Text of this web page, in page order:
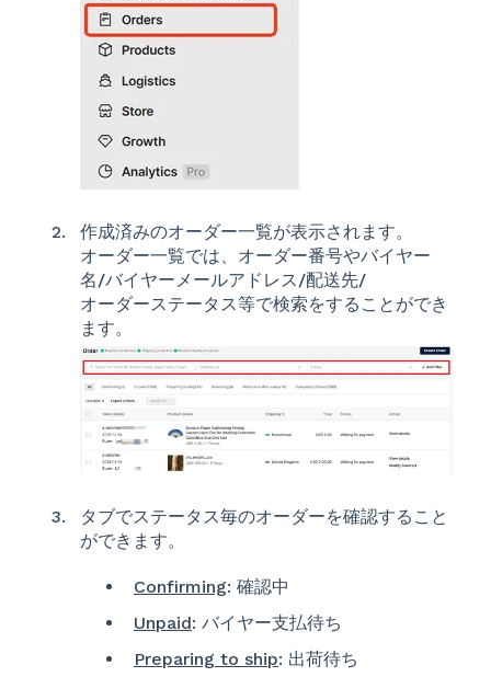
作成済みのオーダー一覧が表示されます。
オーダー一覧では、オーダー番号やバイヤー
名/バイヤーメールアドレス/配送先/
オーダーステータス等で検索をすることができ
ます。
タブでステータス毎のオーダーを確認すること
ができます。
Confirming: 確認中
Unpaid: バイヤー支払待ち
Preparing to ship: 出荷待ち